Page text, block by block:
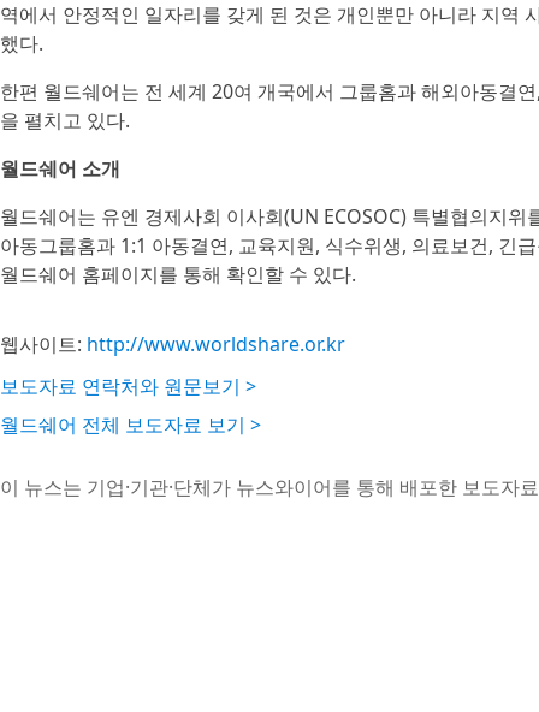
역에서 안정적인 일자리를 갖게 된 것은 개인뿐만 아니라 지역
했다.
한편 월드쉐어는 전 세계 20여 개국에서 그룹홈과 해외아동결
을 펼치고 있다.
월드쉐어 소개
월드쉐어는 유엔 경제사회 이사회(UN ECOSOC) 특별협의지
아동그룹홈과 1:1 아동결연, 교육지원, 식수위생, 의료보건, 긴
월드쉐어 홈페이지를 통해 확인할 수 있다.
웹사이트: http://www.worldshare.or.kr
보도자료 연락처와 원문보기 >
월드쉐어 전체 보도자료 보기 >
이 뉴스는 기업·기관·단체가 뉴스와이어를 통해 배포한 보도자